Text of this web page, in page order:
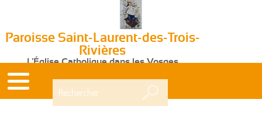
Paroisse Saint-Laurent-des-Trois-
Rivières
L'Église Catholique dans les Vosges